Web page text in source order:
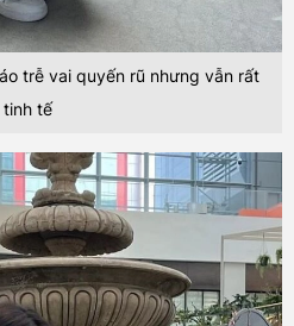
trễ vai quyến rũ nhưng vẫn rất
tinh tế